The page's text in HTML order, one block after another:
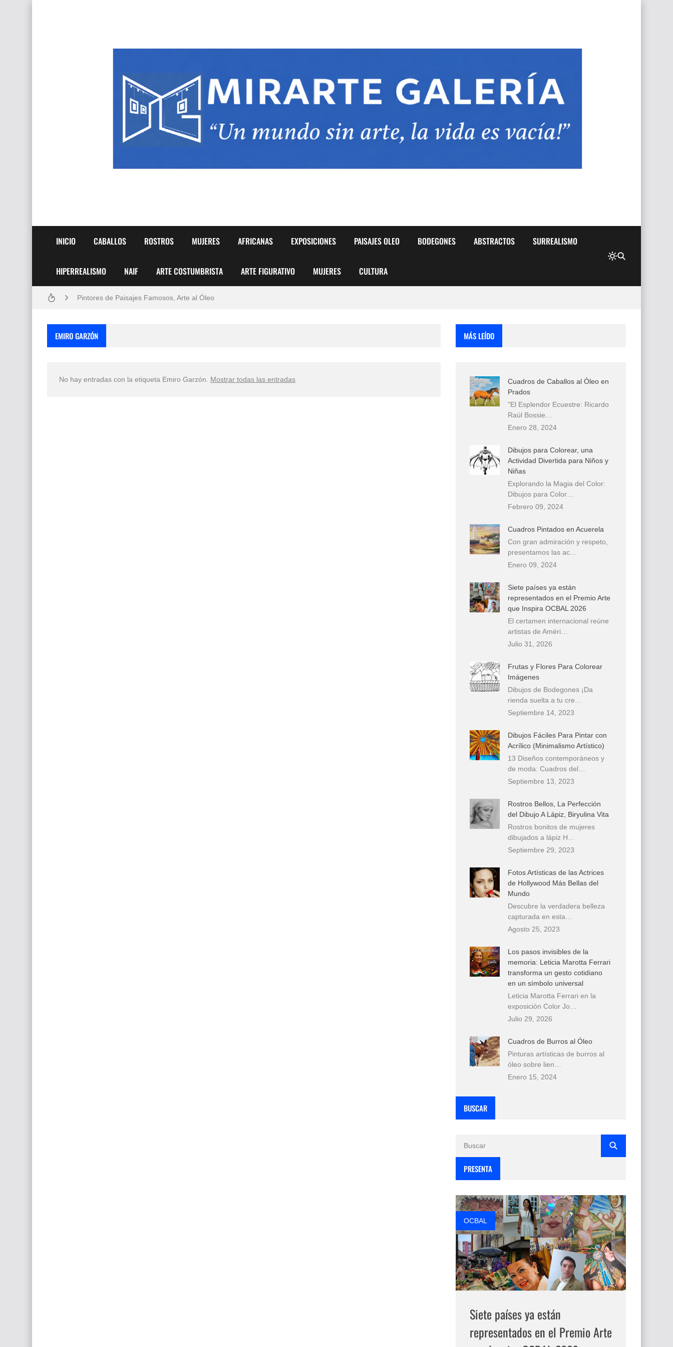
INICIO CABALLOS ROSTROS MUJERES AFRICANAS EXPOSICIONES PAISAJES OLEO BODEGONES ABSTRACTOS SURREALISMO
HIPERREALISMO NAIF ARTE COSTUMBRISTA ARTE FIGURATIVO MUJERES CULTURA
Frutas y Flores Para Colorear Imágenes
Pintores de Paisajes Famosos, Arte al Óleo
EMIRO GARZÓN
No hay entradas con la etiqueta Emiro Garzón Mostrar todas las entradas
MÁS LEÍDO
Cuadros de Caballos al Óleo en
Prados
"El Esplendor Ecuestre: Ricardo
Raúl Bossie…
Enero 28, 2024
Dibujos para Colorear, una
Actividad Divertida para Niños y
Niñas
Explorando la Magia del Color:
Dibujos para Color…
Febrero 09, 2024
Cuadros Pintados en Acuerela
Con gran admiración y respeto,
presentamos las ac…
Enero 09, 2024
Siete países ya están
representados en el Premio Arte
que Inspira OCBAL 2026
El certamen internacional reúne
artistas de Améri…
Julio 31, 2026
Frutas y Flores Para Colorear
Imágenes
Dibujos de Bodegones ¡Da
rienda suelta a tu cre…
Septiembre 14, 2023
Dibujos Fáciles Para Pintar con
Acrílico (Minimalismo Artístico)
13 Diseños contemporáneos y
de moda: Cuadros del…
Septiembre 13, 2023
Rostros Bellos, La Perfección
del Dibujo A Lápiz, Biryulina Vita
Rostros bonitos de mujeres
dibujados a lápiz H…
Septiembre 29, 2023
Fotos Artísticas de las Actrices
de Hollywood Más Bellas del
Mundo
Descubre la verdadera belleza
capturada en esta…
Agosto 25, 2023
Los pasos invisibles de la
memoria: Leticia Marotta Ferrari
transforma un gesto cotidiano
en un símbolo universal
Leticia Marotta Ferrari en la
exposición Color Jo…
Julio 29, 2026
Cuadros de Burros al Óleo
Pinturas artísticas de burros al
óleo sobre lien…
Enero 15, 2024
BUSCAR
PRESENTA
OCBAL
Siete países ya están
representados en el Premio Arte